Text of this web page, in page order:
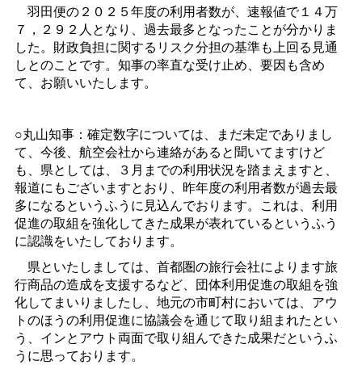
羽田便の２０２５年度の利用者数が、速報値で１４万
７，２９２人となり、過去最多となったことが分かりま
した。財政負担に関するリスク分担の基準も上回る見通
しとのことです。知事の率直な受け止め、要因も含め
て、お願いいたします。
○丸山知事：確定数字については、まだ未定でありまし
て、今後、航空会社から連絡があると聞いてますけど
も、県としては、３月までの利用状況を踏まえますと、
報道にもございますとおり、昨年度の利用者数が過去最
多になるというふうに見込んでおります。これは、利用
促進の取組を強化してきた成果が表れているというふう
に認識をいたしております。
県といたしましては、首都圏の旅行会社によります旅
行商品の造成を支援するなど、団体利用促進の取組を強
化してまいりましたし、地元の市町村においては、アウ
トのほうの利用促進に協議会を通じて取り組まれたとい
う、インとアウト両面で取り組んできた成果だというふ
うに思っております。